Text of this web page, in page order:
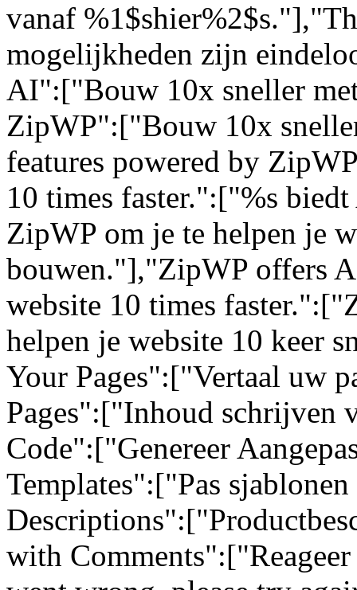
vanaf
mogelijkheden zijn
AI":["Bouw 10x sneller
ZipWP":["Bouw 10x
features powered by
10 times faster.":["%s
ZipWP om je te helpen je
bouwen."],"ZipWP offers
website 10 times
helpen je website 10 keer
Your Pages":["Vertaal uw
Pages":["Inhoud schrijven
Code":["Genereer
Templates":["Pas
with